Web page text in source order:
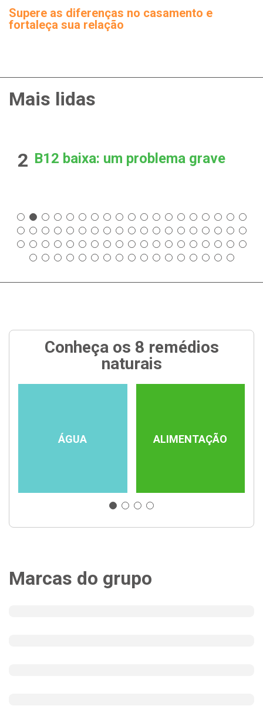
Supere as diferenças no casamento e
fortaleça sua relação
Mais lidas
2 B12 baixa: um problema grave
Conheça os 8 remédios
naturais
ÁGUA ALIMENTAÇÃO
Marcas do grupo